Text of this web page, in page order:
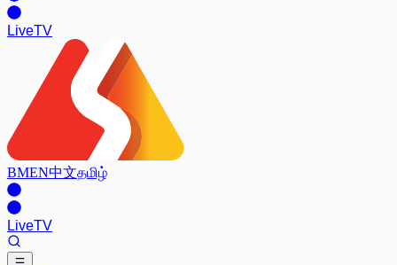
LiveTV
BMEN中文தமிழ்
LiveTV